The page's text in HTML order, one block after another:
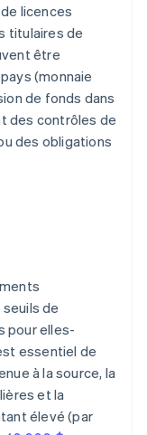
licences
titulaires de
être
(monnaie
de fonds dans
des contrôles de
des obligations
de
pour elles-
essentiel de
à la source, la
et la
élevé (par